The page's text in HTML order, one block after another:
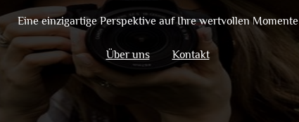
Eine einzigartige Perspektive auf Ihre wertvollen Momente
Über uns Kontakt